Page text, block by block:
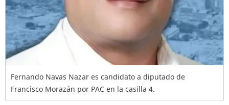
Fernando Navas Nazar es candidato a diputado de
Francisco Morazán por PAC en la casilla 4.